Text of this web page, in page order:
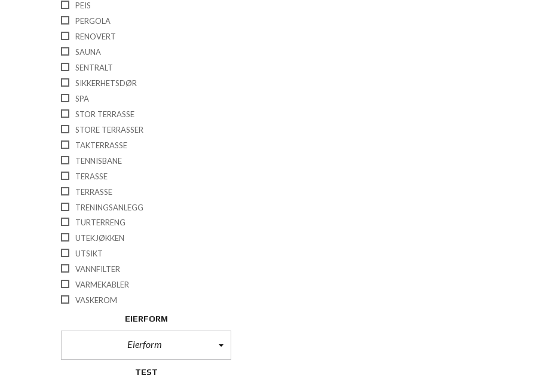
PEIS
PERGOLA
RENOVERT
SAUNA
SENTRALT
SIKKERHETSDØR
SPA
STOR TERRASSE
STORE TERRASSER
TAKTERRASSE
TENNISBANE
TERASSE
TERRASSE
TRENINGSANLEGG
TURTERRENG
UTEKJØKKEN
UTSIKT
VANNFILTER
VARMEKABLER
VASKEROM
EIERFORM
Eierform
TEST